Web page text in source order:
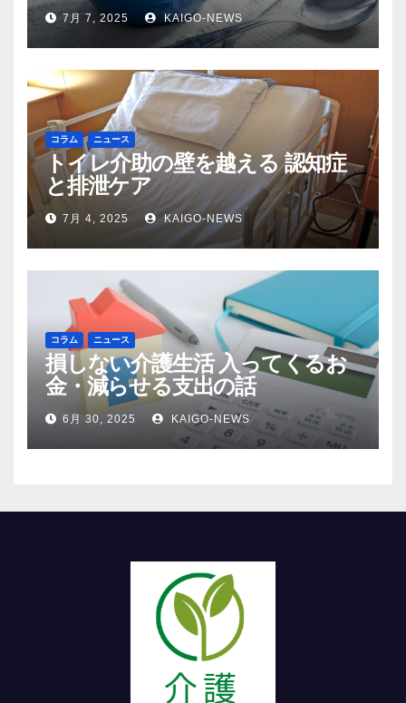
7月 7, 2025 KAIGO-NEWS
コラム ニュース
トイレ介助の壁を越える 認知症
と排泄ケア
7月 4, 2025 KAIGO-NEWS
コラム ニュース
損しない介護生活 入ってくるお
金・減らせる支出の話
6月 30, 2025 KAIGO-NEWS